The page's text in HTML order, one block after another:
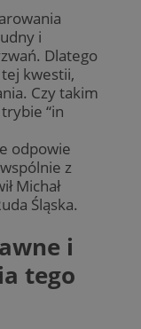
i
Dlatego
kwestii,
Czy takim
“in
odpowie
z
Michał
Śląska.
i
tego